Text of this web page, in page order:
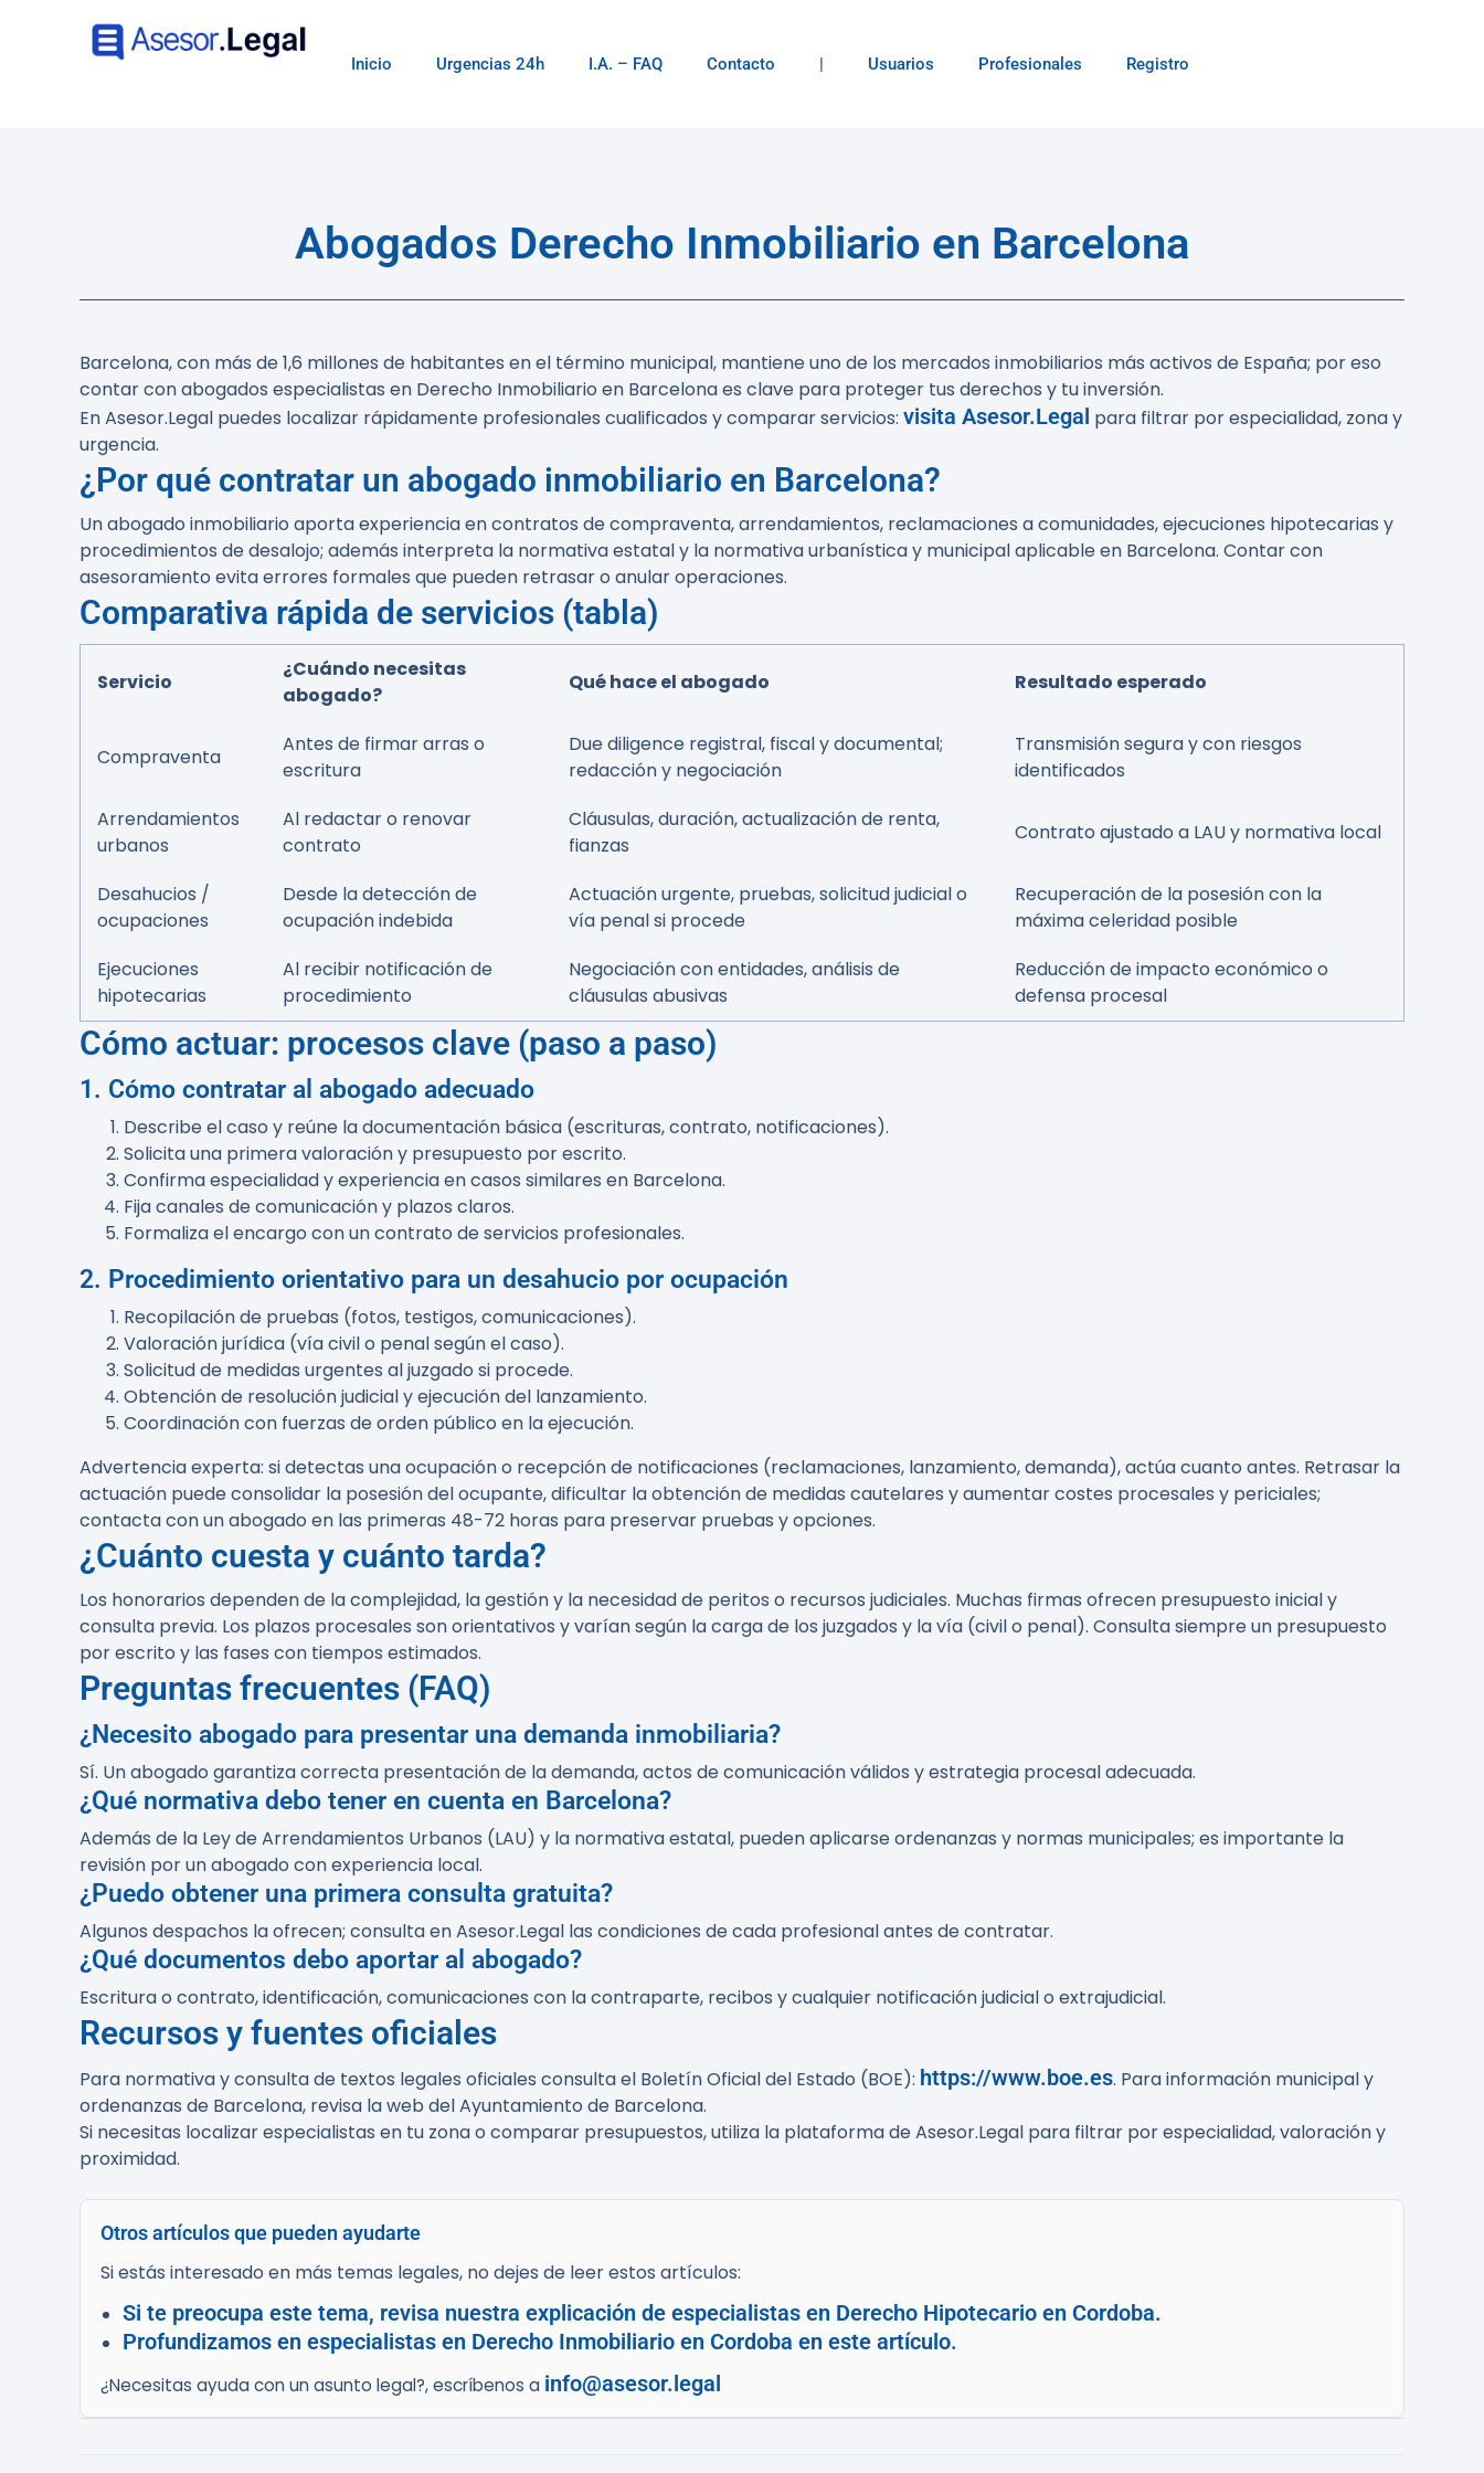
Inicio Urgencias 24h I.A. – FAQ Contacto | Usuarios Profesionales Registro
Abogados Derecho Inmobiliario en Barcelona
Barcelona, con más de 1,6 millones de habitantes en el término municipal, mantiene uno de los mercados inmobiliarios más activos de España; por eso
contar conabogados especialistas en Derecho Inmobiliario en Barcelonaes clave para proteger tus derechos y tu inversión.
En Asesor.Legal puedes localizar rápidamente profesionales cualificados y comparar servicios: visita Asesor.Legal para filtrar por especialidad, zona y
urgencia.
¿Por qué contratar un abogado inmobiliario en Barcelona?
Un abogado inmobiliario aporta experiencia en contratos de compraventa, arrendamientos, reclamaciones a comunidades, ejecuciones hipotecarias y
procedimientos de desalojo; además interpreta la normativa estatal y la normativa urbanística y municipal aplicable en Barcelona. Contar con
asesoramiento evita errores formales que pueden retrasar o anular operaciones.
Comparativa rápida de servicios (tabla)
Servicio
¿Cuándo necesitas
abogado?
Qué hace el abogado Resultado esperado
Compraventa
Antes de firmar arras o
escritura
Due diligence registral, fiscal y documental;
redacción y negociación
Transmisión segura y con riesgos
identificados
Arrendamientos
urbanos
Al redactar o renovar
contrato
Cláusulas, duración, actualización de renta,
fianzas
Contrato ajustado a LAU y normativa local
Desahucios /
ocupaciones
Desde la detección de
ocupación indebida
Actuación urgente, pruebas, solicitud judicial o
vía penal si procede
Recuperación de la posesión con la
máxima celeridad posible
Ejecuciones
hipotecarias
Al recibir notificación de
procedimiento
Negociación con entidades, análisis de
cláusulas abusivas
Reducción de impacto económico o
defensa procesal
Cómo actuar: procesos clave (paso a paso)
1. Cómo contratar al abogado adecuado
Describe el caso y reúne la documentación básica (escrituras, contrato, notificaciones).
Solicita una primera valoración y presupuesto por escrito.
Confirma especialidad y experiencia en casos similares en Barcelona.
Fija canales de comunicación y plazos claros.
Formaliza el encargo con un contrato de servicios profesionales.
2. Procedimiento orientativo para un desahucio por ocupación
Recopilación de pruebas (fotos, testigos, comunicaciones).
Valoración jurídica (vía civil o penal según el caso).
Solicitud de medidas urgentes al juzgado si procede.
Obtención de resolución judicial y ejecución del lanzamiento.
Coordinación con fuerzas de orden público en la ejecución.
Advertencia experta: si detectas una ocupación o recepción de notificaciones (reclamaciones, lanzamiento, demanda), actúa cuanto antes. Retrasar la
actuación puede consolidar la posesión del ocupante, dificultar la obtención de medidas cautelares y aumentar costes procesales y periciales;
contacta con un abogado en las primeras 48-72 horas para preservar pruebas y opciones.
¿Cuánto cuesta y cuánto tarda?
Los honorarios dependen de la complejidad, la gestión y la necesidad de peritos o recursos judiciales. Muchas firmas ofrecen presupuesto inicial y
consulta previa. Los plazos procesales son orientativos y varían según la carga de los juzgados y la vía (civil o penal). Consulta siempre un presupuesto
por escrito y las fases con tiempos estimados.
Preguntas frecuentes (FAQ)
¿Necesito abogado para presentar una demanda inmobiliaria?
Sí. Un abogado garantiza correcta presentación de la demanda, actos de comunicación válidos y estrategia procesal adecuada.
¿Qué normativa debo tener en cuenta en Barcelona?
Además de la Ley de Arrendamientos Urbanos (LAU) y la normativa estatal, pueden aplicarse ordenanzas y normas municipales; es importante la
revisión por un abogado con experiencia local.
¿Puedo obtener una primera consulta gratuita?
Algunos despachos la ofrecen; consulta en Asesor.Legal las condiciones de cada profesional antes de contratar.
¿Qué documentos debo aportar al abogado?
Escritura o contrato, identificación, comunicaciones con la contraparte, recibos y cualquier notificación judicial o extrajudicial.
Recursos y fuentes oficiales
Para normativa y consulta de textos legales oficiales consulta el Boletín Oficial del Estado (BOE): https://www.boe.es. Para información municipal y
ordenanzas de Barcelona, revisa la web del Ayuntamiento de Barcelona.
Si necesitas localizar especialistas en tu zona o comparar presupuestos, utiliza la plataforma de Asesor.Legal para filtrar por especialidad, valoración y
proximidad.
Otros artículos que pueden ayudarte
Si estás interesado en más temas legales, no dejes de leer estos artículos:
Si te preocupa este tema, revisa nuestra explicación de especialistas en Derecho Hipotecario en Cordoba.
Profundizamos en especialistas en Derecho Inmobiliario en Cordoba en este artículo.
¿Necesitas ayuda con un asunto legal?, escríbenos a info@asesor.legal